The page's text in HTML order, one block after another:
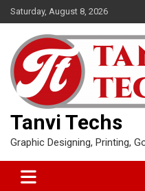
Skip
to
content
Saturday, August 8, 2026
Tanvi Techs
Graphic Designing, Printing,